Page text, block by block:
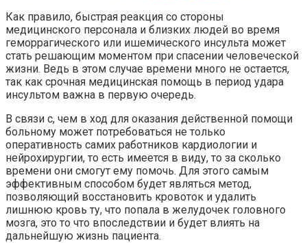
Как правило, быстрая реакция со стороны
медицинского персонала и близких людей во время
геморрагического или ишемического инсульта может
стать решающим моментом при спасении человеческой
жизни. Ведь в этом случае времени много не остается,
так как срочная медицинская помощь в период удара
инсультом важна в первую очередь.
В связи с, чем в ход для оказания действенной помощи
больному может потребоваться не только
оперативность самих работников кардиологии и
нейрохирургии, то есть имеется в виду, то за сколько
времени они смогут ему помочь. Для этого самым
эффективным способом будет являться метод,
позволяющий восстановить кровоток и удалить
лишнюю кровь ту, что попала в желудочек головного
мозга, это то что впоследствии и будет влиять на
дальнейшую жизнь пациента.